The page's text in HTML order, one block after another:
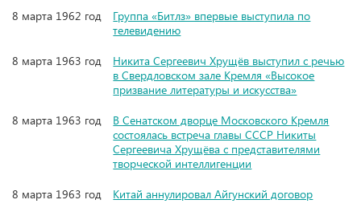
8 марта 1962 год
Группа «Битлз» впервые выступила по
телевидению
8 марта 1963 год
Никита Сергеевич Хрущёв выступил с речью
в Свердловском зале Кремля «Высокое
призвание литературы и искусства»
8 марта 1963 год
В Сенатском дворце Московского Кремля
состоялась встреча главы СССР Никиты
Сергеевича Хрущёва с представителями
творческой интеллигенции
8 марта 1963 год
Китай аннулировал Айгунский договор